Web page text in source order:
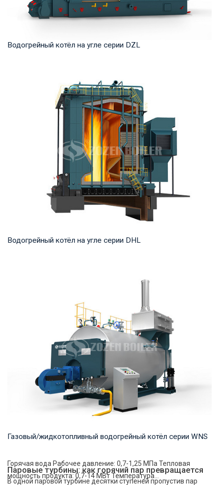
Водогрейный котёл на угле серии DZL
мощность продукта: 1,4 -14 МВт Температур...
Водогрейный котёл на угле серии DHL
мощность продукта: 29-140 МВт Температура...
Газовый/жидкотопливный водогрейный котёл серии WNS
Горячая вода Рабочее давление: 0,7-1,25 МПа Тепловая
мощность продукта: 0,7-14 МВт Температура...
Паровые турбины: как горячий пар превращается
В одной паровой турбине десятки ступеней пропустив пар